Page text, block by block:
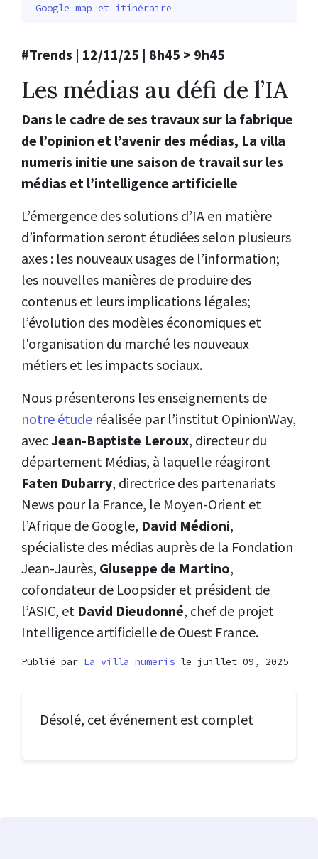
Google map et itinéraire
#Trends | 12/11/25 | 8h45 > 9h45
Les médias au défi de l’IA
Dans le cadre de ses travaux sur la fabrique
de l’opinion et l’avenir des médias, La villa
numeris initie une saison de travail sur les
médias et l’intelligence artificielle
L’émergence des solutions d’IA en matière
d’information seront étudiées selon plusieurs
axes : les nouveaux usages de l’information;
les nouvelles manières de produire des
contenus et leurs implications légales;
l’évolution des modèles économiques et
l'organisation du marché les nouveaux
métiers et les impacts sociaux.
Nous présenterons les enseignements de
notre étude réalisée par l’institut OpinionWay,
avecJean-Baptiste Leroux, directeur du
département Médias, à laquelle réagiront
Faten Dubarry, directrice des partenariats
News pour la France, le Moyen-Orient et
l’Afrique de Google, David Médioni,
spécialiste des médias auprès de la Fondation
Jean-Jaurès, Giuseppe de Martino,
cofondateur de Loopsider et président de
l’ASIC, et David Dieudonné, chef de projet
Intelligence artificielle de Ouest France.
Publié par La villa numeris le juillet 09, 2025
Désolé, cet événement est complet